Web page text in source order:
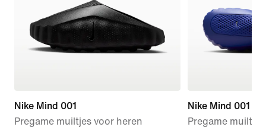
Nike Mind 001
Pregame muiltjes voor heren
Nike Mind 001
Pregame